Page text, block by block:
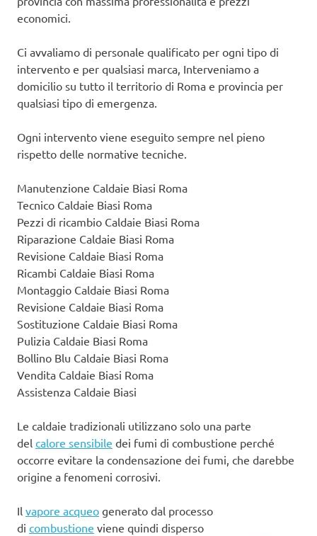
economici.
Ci avvaliamo di personale qualificato per ogni tipo di
intervento e per qualsiasi marca, Interveniamo a
domicilio su tutto il territorio di Roma e provincia per
qualsiasi tipo di emergenza.
Ogni intervento viene eseguito sempre nel pieno
rispetto delle normative tecniche.
Manutenzione Caldaie Biasi Roma
Tecnico Caldaie Biasi Roma
Pezzi di ricambio Caldaie Biasi Roma
Riparazione Caldaie Biasi Roma
Revisione Caldaie Biasi Roma
Ricambi Caldaie Biasi Roma
Montaggio Caldaie Biasi Roma
Revisione Caldaie Biasi Roma
Sostituzione Caldaie Biasi Roma
Pulizia Caldaie Biasi Roma
Bollino Blu Caldaie Biasi Roma
Vendita Caldaie Biasi Roma
Assistenza Caldaie Biasi
Le caldaie tradizionali utilizzano solo una parte
del calore sensibile dei fumi di combustione perché
occorre evitare la condensazione dei fumi, che darebbe
origine a fenomeni corrosivi.
Il vapore acqueo generato dal processo
di combustione viene quindi disperso